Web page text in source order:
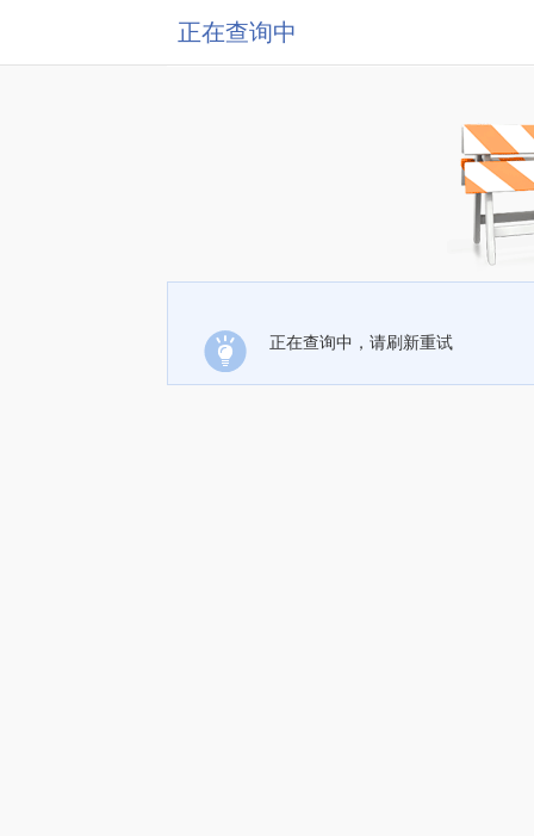
正在查询中
正在查询中，请刷新重试